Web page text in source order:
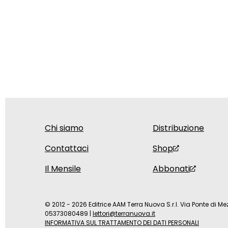
Chi siamo
Contattaci
Il Mensile
Distribuzione
Shop
Abbonati
© 2012 - 2026 Editrice AAM Terra Nuova S.r.l. Via Ponte di
05373080489 | lettori@terranuova.it
INFORMATIVA SUL TRATTAMENTO DEI DATI PERSONALI